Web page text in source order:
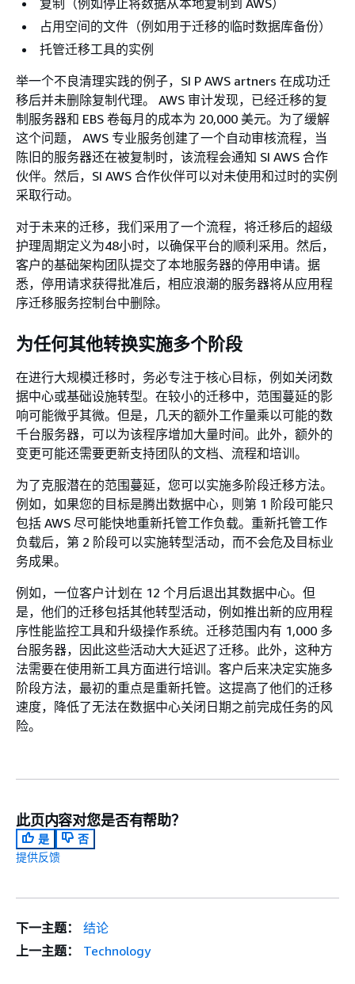
占用空间的文件（例如用于迁移的临时数据库备份）
托管迁移工具的实例
举一个不良清理实践的例子，SI P AWS artners 在成功迁
移后并未删除复制代理。 AWS 审计发现，已经迁移的复
制服务器和 EBS 卷每月的成本为 20,000 美元。为了缓解
这个问题， AWS 专业服务创建了一个自动审核流程，当
陈旧的服务器还在被复制时，该流程会通知 SI AWS 合作
伙伴。然后，SI AWS 合作伙伴可以对未使用和过时的实例
采取行动。
对于未来的迁移，我们采用了一个流程，将迁移后的超级
护理周期定义为48小时，以确保平台的顺利采用。然后，
客户的基础架构团队提交了本地服务器的停用申请。据
悉，停用请求获得批准后，相应浪潮的服务器将从应用程
序迁移服务控制台中删除。
为任何其他转换实施多个阶段
在进行大规模迁移时，务必专注于核心目标，例如关闭数
据中心或基础设施转型。在较小的迁移中，范围蔓延的影
响可能微乎其微。但是，几天的额外工作量乘以可能的数
千台服务器，可以为该程序增加大量时间。此外，额外的
变更可能还需要更新支持团队的文档、流程和培训。
为了克服潜在的范围蔓延，您可以实施多阶段迁移方法。
例如，如果您的目标是腾出数据中心，则第 1 阶段可能只
包括 AWS 尽可能快地重新托管工作负载。重新托管工作
负载后，第 2 阶段可以实施转型活动，而不会危及目标业
务成果。
例如，一位客户计划在 12 个月后退出其数据中心。但
是，他们的迁移包括其他转型活动，例如推出新的应用程
序性能监控工具和升级操作系统。迁移范围内有 1,000 多
台服务器，因此这些活动大大延迟了迁移。此外，这种方
法需要在使用新工具方面进行培训。客户后来决定实施多
阶段方法，最初的重点是重新托管。这提高了他们的迁移
速度，降低了无法在数据中心关闭日期之前完成任务的风
险。
此页内容对您是否有帮助？
是
否
提供反馈
下一主题：
结论
上一主题：
Technology